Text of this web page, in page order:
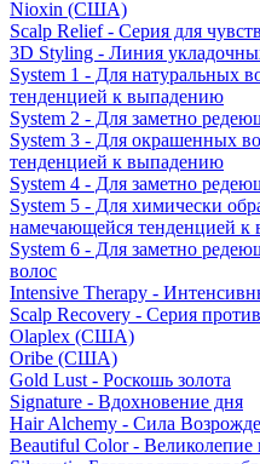
Nioxin (США)
Scalp Relief - Серия для
3D Styling - Линия
System 1 - Для натуральных
тенденцией к выпадению
System 2 - Для заметно
System 3 - Для окрашенных
тенденцией к выпадению
System 4 - Для заметно
System 5 - Для химически
намечающейся тенденцией
System 6 - Для заметно
волос
Intensive Therapy -
Scalp Recovery - Серия
Olaplex (США)
Oribe (США)
Gold Lust - Роскошь золота
Signature - Вдохновение дня
Hair Alchemy - Сила
Beautiful Color - Великолепие